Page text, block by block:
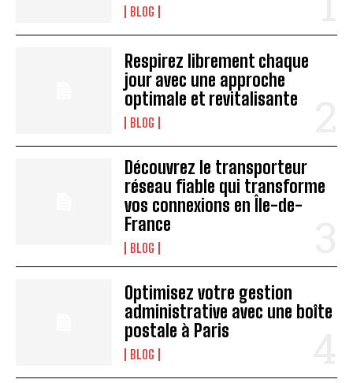
BLOG
Respirez librement chaque
jour avec une approche
optimale et revitalisante
BLOG
Découvrez le transporteur
réseau fiable qui transforme
vos connexions en Île-de-
France
BLOG
Optimisez votre gestion
administrative avec une boîte
postale à Paris
BLOG